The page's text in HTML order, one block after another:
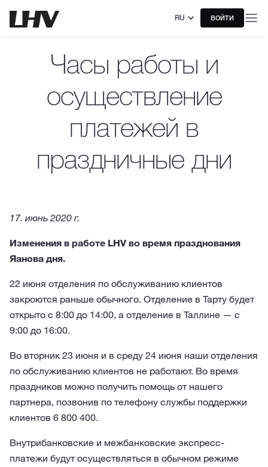
RU ВОЙТИ
Часы работы и
осуществление
платежей в
праздничные дни
17. июнь 2020 г.
Изменения в работе LHV во время празднования
Яанова дня.
22 июня отделения по обслуживанию клиентов
закроются раньше обычного. Отделение в Тарту будет
открыто с 8:00 до 14:00, а отделение в Таллине — с
9:00 до 16:00.
Во вторник 23 июня и в среду 24 июня наши отделения
по обслуживанию клиентов не работают. Во время
праздников можно получить помощь от нашего
партнера, позвонив по телефону службы поддержки
клиентов 6 800 400.
Внутрибанковские и межбанковские экспресс-
платежи будут осуществляться в обычном режиме